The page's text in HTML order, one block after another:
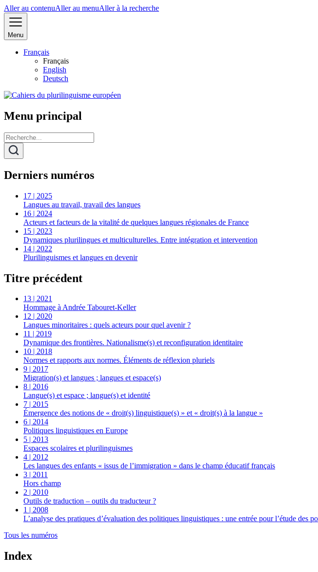
Aller au contenuAller au menuAller à la recherche
Menu
Français
Français
English
Deutsch
Menu principal
Derniers numéros
17 | 2025
Langues au travail, travail des langues
16 | 2024
Acteurs et facteurs de la vitalité de quelques langues régionales de France
15 | 2023
Dynamiques plurilingues et multiculturelles. Entre intégration et intervention
14 | 2022
Plurilinguismes et langues en devenir
Titre précédent
13 | 2021
Hommage à Andrée Tabouret-Keller
12 | 2020
Langues minoritaires : quels acteurs pour quel avenir ?
11 | 2019
Dynamique des frontières. Nationalisme(s) et reconfiguration identitaire
10 | 2018
Normes et rapports aux normes. Éléments de réflexion pluriels
9 | 2017
Migration(s) et langues ; langues et espace(s)
8 | 2016
Langue(s) et espace ; langue(s) et identité
7 | 2015
Émergence des notions de « droit(s) linguistique(s) » et « droit(s) à la langue »
6 | 2014
Politiques linguistiques en Europe
5 | 2013
Espaces scolaires et plurilinguismes
4 | 2012
Les langues des enfants « issus de l’immigration » dans le champ éducatif français
3 | 2011
Hors champ
2 | 2010
Outils de traduction – outils du traducteur ?
1 | 2008
L’analyse des pratiques d’évaluation des politiques linguistiques : une entrée pour l’étude des
Tous les numéros
Index